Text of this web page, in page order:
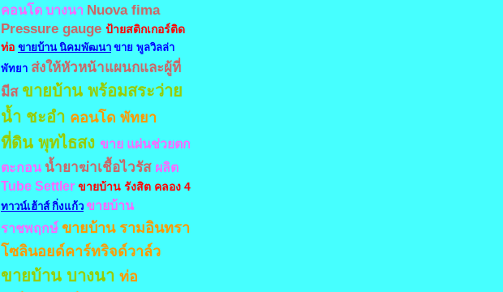
คอนโด บางนา Nuova fima
Pressure gauge ป้ายสติกเกอร์ติด
ท่อ ขายบ้าน นิคมพัฒนา ขาย พูลวิลล่า
พัทยา ส่งให้หัวหน้าแผนกและผู้ที่
มีส ขายบ้าน พร้อมสระว่าย
น้ำ ชะอำ คอนโด พัทยา
ที่ดิน พุทไธสง ขาย แผ่นช่วยตก
ตะกอน น้ำยาฆ่าเชื้อไวรัส ผลิต
Tube Settler ขายบ้าน รังสิต คลอง 4
ทาวน์เฮ้าส์ กิ่งแก้ว ขายบ้าน
ราชพฤกษ์ ขายบ้าน รามอินทรา
โซลินอยด์คาร์ทริจด์วาล์ว
ขายบ้าน บางนา ท่อ